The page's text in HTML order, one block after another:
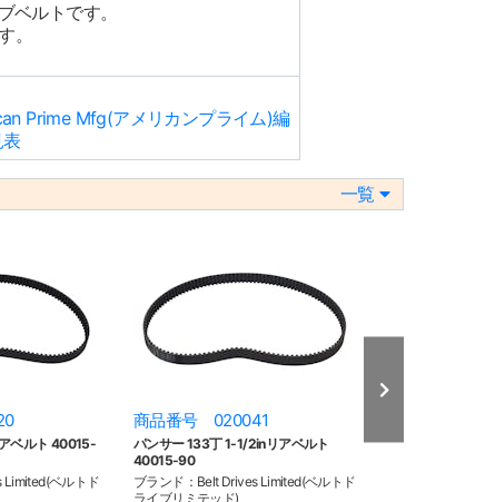
ベルトです。
。
Prime Mfg(アメリカンプライム)編
一覧
ベルト 40015-
Limited(ベルトド
商品番号 020041
パンサー 133丁 1-1/2inリアベルト
40015-90
ブランド：Belt Drives Limited(ベルトド
ライブリミテッド)
Gates PCC 133